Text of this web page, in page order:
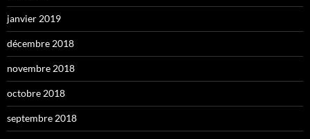
janvier 2019
décembre 2018
novembre 2018
octobre 2018
septembre 2018